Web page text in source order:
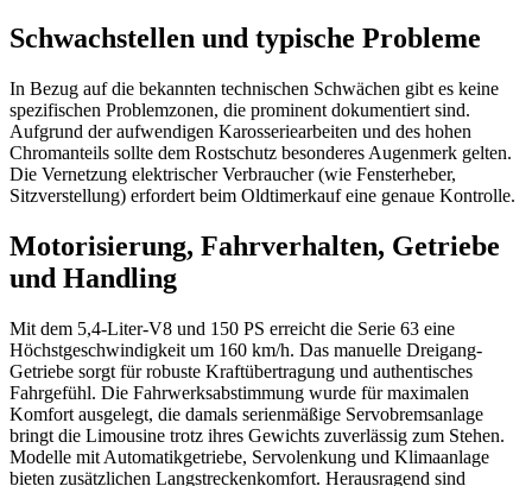
Schwachstellen und typische Probleme
In Bezug auf die bekannten technischen Schwächen gibt es keine
spezifischen Problemzonen, die prominent dokumentiert sind.
Aufgrund der aufwendigen Karosseriearbeiten und des hohen
Chromanteils sollte dem Rostschutz besonderes Augenmerk gelten.
Die Vernetzung elektrischer Verbraucher (wie Fensterheber,
Sitzverstellung) erfordert beim Oldtimerkauf eine genaue Kontrolle.
Motorisierung, Fahrverhalten, Getriebe
und Handling
Mit dem 5,4-Liter-V8 und 150 PS erreicht die Serie 63 eine
Höchstgeschwindigkeit um 160 km/h. Das manuelle Dreigang-
Getriebe sorgt für robuste Kraftübertragung und authentisches
Fahrgefühl. Die Fahrwerksabstimmung wurde für maximalen
Komfort ausgelegt, die damals serienmäßige Servobremsanlage
bringt die Limousine trotz ihres Gewichts zuverlässig zum Stehen.
Modelle mit Automatikgetriebe, Servolenkung und Klimaanlage
bieten zusätzlichen Langstreckenkomfort. Herausragend sind